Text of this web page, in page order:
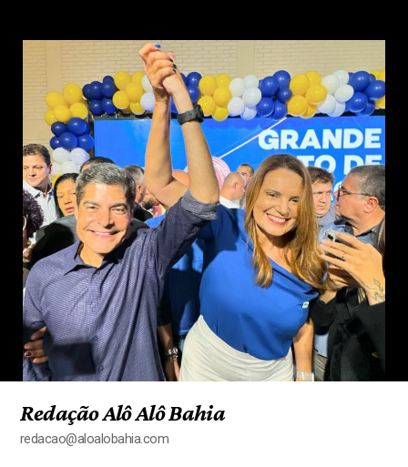
Redação Alô Alô Bahia
redacao@aloalobahia.com